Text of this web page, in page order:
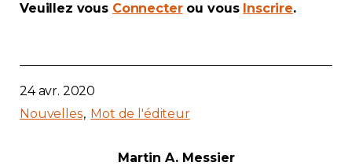
Veuillez vous Connecterou vous Inscrire.
24 avr. 2020
Nouvelles Mot de l'éditeur
Martin A. Messier